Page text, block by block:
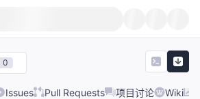
0
Issues Pull Requests 项目讨论 Wiki